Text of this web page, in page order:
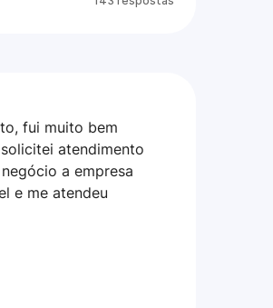
fui muito bem
atendimento
a empresa
e me atendeu